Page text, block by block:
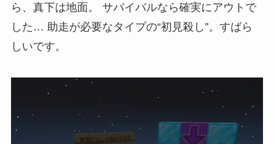
ら、真下は地面。 サバイバルなら確実にアウトで
した… 助走が必要なタイプの“初見殺し”。すばら
しいです。